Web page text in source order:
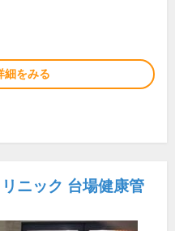
細をみる
ニック 台場健康管